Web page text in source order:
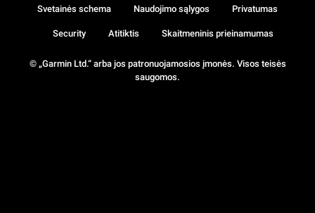
© „Garmin Ltd.“ arba jos patronuojamosios įmonės. Visos teisės
saugomos.
Svetainės schema Naudojimo sąlygos Privatumas
Security Atitiktis Skaitmeninis prieinamumas